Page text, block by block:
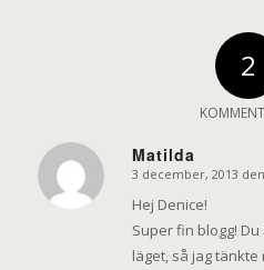
2
Matilda
says:
3 december, 2013
Hej Denice!
Super fin blogg!
läget, så jag